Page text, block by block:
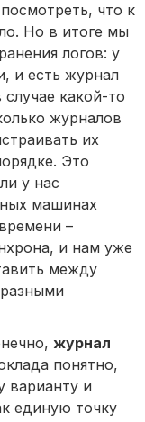
что к
Но в итоге мы
логов: у
и есть журнал
какой-то
журналов
их
Это
у нас
машинах
–
и нам уже
между
журнал
понятно,
варианту и
единую точку